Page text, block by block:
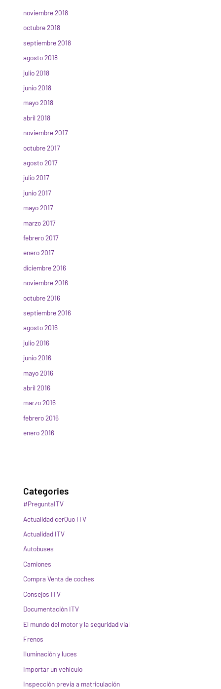
noviembre 2018
octubre 2018
septiembre 2018
agosto 2018
julio 2018
junio 2018
mayo 2018
abril 2018
noviembre 2017
octubre 2017
agosto 2017
julio 2017
junio 2017
mayo 2017
marzo 2017
febrero 2017
enero 2017
diciembre 2016
noviembre 2016
octubre 2016
septiembre 2016
agosto 2016
julio 2016
junio 2016
mayo 2016
abril 2016
marzo 2016
febrero 2016
enero 2016
Categories
#PreguntaITV
Actualidad cerQuo ITV
Actualidad ITV
Autobuses
Camiones
Compra Venta de coches
Consejos ITV
Documentación ITV
El mundo del motor y la seguridad vial
Frenos
Iluminación y luces
Importar un vehículo
Inspección previa a matriculación